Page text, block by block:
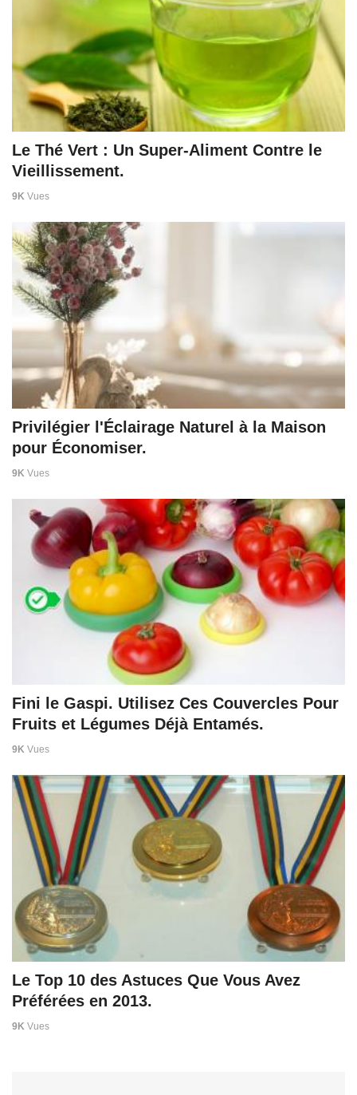
Le Thé Vert : Un Super-Aliment Contre le
Vieillissement.
9K Vues
Privilégier l'Éclairage Naturel à la Maison
pour Économiser.
9K Vues
Fini le Gaspi. Utilisez Ces Couvercles Pour
Fruits et Légumes Déjà Entamés.
9K Vues
Le Top 10 des Astuces Que Vous Avez
Préférées en 2013.
9K Vues